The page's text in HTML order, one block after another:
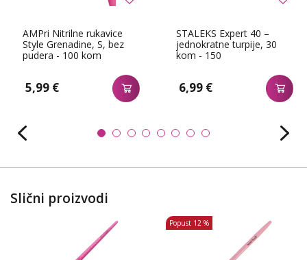
AMPri Nitrilne rukavice
Style Grenadine, S, bez
pudera - 100 kom
5,99 €
STALEKS Expert 40 –
jednokratne turpije, 30
kom - 150
6,99 €
Slični proizvodi
Popust 12 %